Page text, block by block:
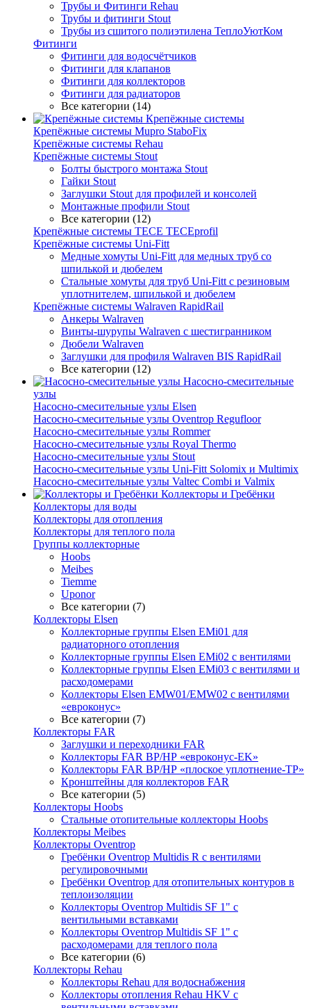
Трубы и Фитинги Rehau
Трубы и фитинги Stout
Трубы из сшитого полиэтилена ТеплоУютКом
Фитинги
Фитинги для водосчётчиков
Фитинги для клапанов
Фитинги для коллекторов
Фитинги для радиаторов
Все категории (14)
Крепёжные системы
Крепёжные системы Mupro StaboFix
Крепёжные системы Rehau
Крепёжные системы Stout
Болты быстрого монтажа Stout
Гайки Stout
Заглушки Stout для профилей и консолей
Монтажные профили Stout
Все категории (12)
Крепёжные системы TECE TECEprofil
Крепёжные системы Uni-Fitt
Медные хомуты Uni-Fitt для медных труб со
шпилькой и дюбелем
Стальные хомуты для труб Uni-Fitt с резиновым
уплотнителем, шпилькой и дюбелем
Крепёжные системы Walraven RapidRail
Анкеры Walraven
Винты-шурупы Walraven с шестигранником
Дюбели Walraven
Заглушки для профиля Walraven BIS RapidRail
Все категории (12)
Насосно-смесительные
узлы
Насосно-смесительные узлы Elsen
Насосно-смесительные узлы Oventrop Regufloor
Насосно-смесительные узлы Rommer
Насосно-смесительные узлы Royal Thermo
Насосно-смесительные узлы Stout
Насосно-смесительные узлы Uni-Fitt Solomix и Multimix
Насосно-смесительные узлы Valtec Combi и Valmix
Коллекторы и Гребёнки
Коллекторы для воды
Коллекторы для отопления
Коллекторы для теплого пола
Группы коллекторные
Hoobs
Meibes
Tiemme
Uponor
Все категории (7)
Коллекторы Elsen
Коллекторные группы Elsen EMi01 для
радиаторного отопления
Коллекторные группы Elsen EMi02 с вентилями
Коллекторные группы Elsen EMi03 с вентилями и
расходомерами
Коллекторы Elsen EMW01/EMW02 с вентилями
«евроконус»
Все категории (7)
Коллекторы FAR
Заглушки и переходники FAR
Коллекторы FAR ВР/НР «евроконус-EK»
Коллекторы FAR ВР/НР «плоское уплотнение-TP»
Кронштейны для коллекторов FAR
Все категории (5)
Коллекторы Hoobs
Стальные отопительные коллекторы Hoobs
Коллекторы Meibes
Коллекторы Oventrop
Гребёнки Oventrop Multidis R с вентилями
регулировочными
Гребёнки Oventrop для отопительных контуров в
теплоизоляции
Коллекторы Oventrop Multidis SF 1" с
вентильными вставками
Коллекторы Oventrop Multidis SF 1" с
расходомерами для теплого пола
Все категории (6)
Коллекторы Rehau
Коллекторы Rehau для водоснабжения
Коллекторы отопления Rehau HKV с